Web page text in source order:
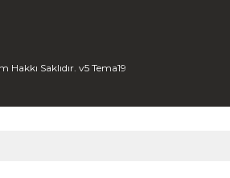
Hakkı Saklıdır. v5 Tema19